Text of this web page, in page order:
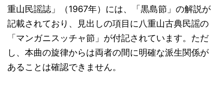
重山民謡誌」（1967年）には、「黒島節」の解説が
記載されており、見出しの項目に八重山古典民謡の
「マンガニスッチャ節」が付記されています。ただ
し、本曲の旋律からは両者の間に明確な派生関係が
あることは確認できません。